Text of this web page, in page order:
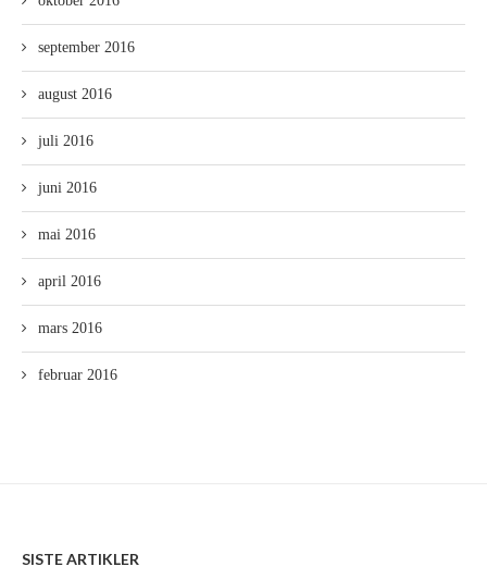
september 2016
august 2016
juli 2016
juni 2016
mai 2016
april 2016
mars 2016
februar 2016
SISTE ARTIKLER